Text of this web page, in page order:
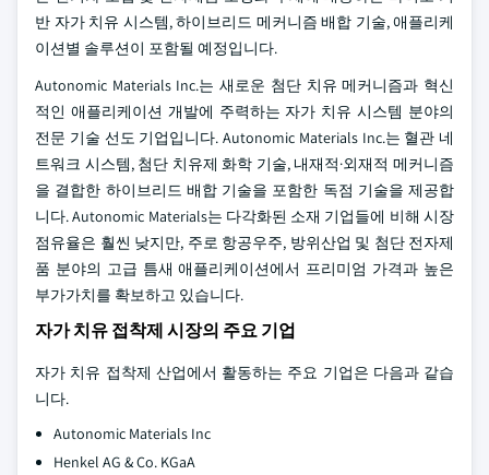
반 자가 치유 시스템, 하이브리드 메커니즘 배합 기술, 애플리케
이션별 솔루션이 포함될 예정입니다.
Autonomic Materials Inc.는 새로운 첨단 치유 메커니즘과 혁신
적인 애플리케이션 개발에 주력하는 자가 치유 시스템 분야의
전문 기술 선도 기업입니다. Autonomic Materials Inc.는 혈관 네
트워크 시스템, 첨단 치유제 화학 기술, 내재적·외재적 메커니즘
을 결합한 하이브리드 배합 기술을 포함한 독점 기술을 제공합
니다. Autonomic Materials는 다각화된 소재 기업들에 비해 시장
점유율은 훨씬 낮지만, 주로 항공우주, 방위산업 및 첨단 전자제
품 분야의 고급 틈새 애플리케이션에서 프리미엄 가격과 높은
부가가치를 확보하고 있습니다.
자가 치유 접착제 시장의 주요 기업
자가 치유 접착제 산업에서 활동하는 주요 기업은 다음과 같습
니다.
Autonomic Materials Inc
Henkel AG & Co. KGaA